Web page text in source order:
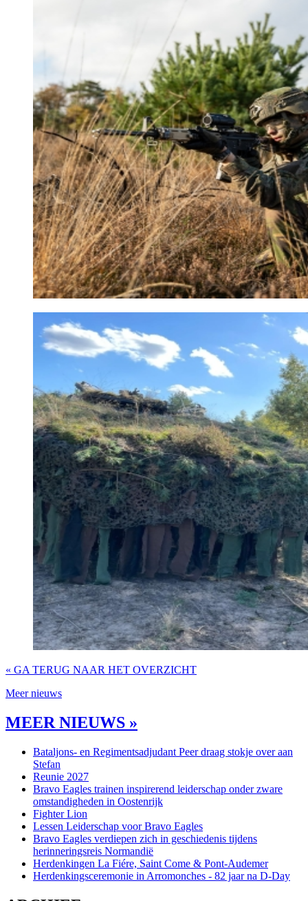
« GA TERUG NAAR HET OVERZICHT
Meer nieuws
MEER NIEUWS »
Bataljons- en Regimentsadjudant Peer draag stokje over aan
Stefan
Reunie 2027
Bravo Eagles trainen inspirerend leiderschap onder zware
omstandigheden in Oostenrijk
Fighter Lion
Lessen Leiderschap voor Bravo Eagles
Bravo Eagles verdiepen zich in geschiedenis tijdens
herinneringsreis Normandië
Herdenkingen La Fiére, Saint Come & Pont-Audemer
Herdenkingsceremonie in Arromonches - 82 jaar na D-Day